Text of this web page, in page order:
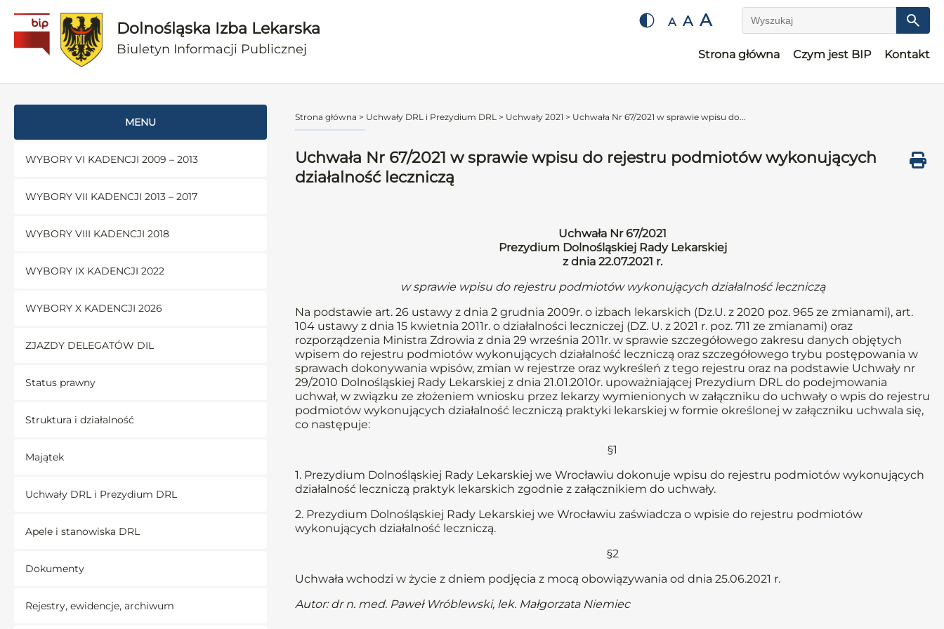
Dolnośląska Izba Lekarska
Biuletyn Informacji Publicznej
A A A Wyszukaj
Strona główna Czym jest BIP Kontakt
MENU
WYBORY VI KADENCJI 2009 – 2013
WYBORY VII KADENCJI 2013 – 2017
WYBORY VIII KADENCJI 2018
WYBORY IX KADENCJI 2022
WYBORY X KADENCJI 2026
ZJAZDY DELEGATÓW DIL
Status prawny
Struktura i działalność
Majątek
Uchwały DRL i Prezydium DRL
Apele i stanowiska DRL
Dokumenty
Rejestry, ewidencje, archiwum
Strona główna > Uchwały DRL i Prezydium DRL > Uchwały 2021 > Uchwała Nr 67/2021 w sprawie wpisu do...
Uchwała Nr 67/2021 w sprawie wpisu do rejestru podmiotów wykonujących
działalność leczniczą
Uchwała Nr 67/2021
Prezydium Dolnośląskiej Rady Lekarskiej
z dnia 22.07.2021 r.
w sprawie wpisu do rejestru podmiotów wykonujących działalność leczniczą
Na podstawie art. 26 ustawy z dnia 2 grudnia 2009r. o izbach lekarskich (Dz.U. z 2020 poz. 965 ze zmianami), art.
104 ustawy z dnia 15 kwietnia 2011r. o działalności leczniczej (DZ. U. z 2021 r. poz. 711 ze zmianami) oraz
rozporządzenia Ministra Zdrowia z dnia 29 września 2011r. w sprawie szczegółowego zakresu danych objętych
wpisem do rejestru podmiotów wykonujących działalność leczniczą oraz szczegółowego trybu postępowania w
sprawach dokonywania wpisów, zmian w rejestrze oraz wykreśleń z tego rejestru oraz na podstawie Uchwały nr
29/2010 Dolnośląskiej Rady Lekarskiej z dnia 21.01.2010r. upoważniającej Prezydium DRL do podejmowania
uchwał, w związku ze złożeniem wniosku przez lekarzy wymienionych w załączniku do uchwały o wpis do rejestru
podmiotów wykonujących działalność leczniczą praktyki lekarskiej w formie określonej w załączniku uchwala się,
co następuje:
§1
1. Prezydium Dolnośląskiej Rady Lekarskiej we Wrocławiu dokonuje wpisu do rejestru podmiotów wykonujących
działalność leczniczą praktyk lekarskich zgodnie z załącznikiem do uchwały.
2. Prezydium Dolnośląskiej Rady Lekarskiej we Wrocławiu zaświadcza o wpisie do rejestru podmiotów
wykonujących działalność leczniczą.
§2
Uchwała wchodzi w życie z dniem podjęcia z mocą obowiązywania od dnia 25.06.2021 r.
Autor: dr n. med. Paweł Wróblewski, lek. Małgorzata Niemiec